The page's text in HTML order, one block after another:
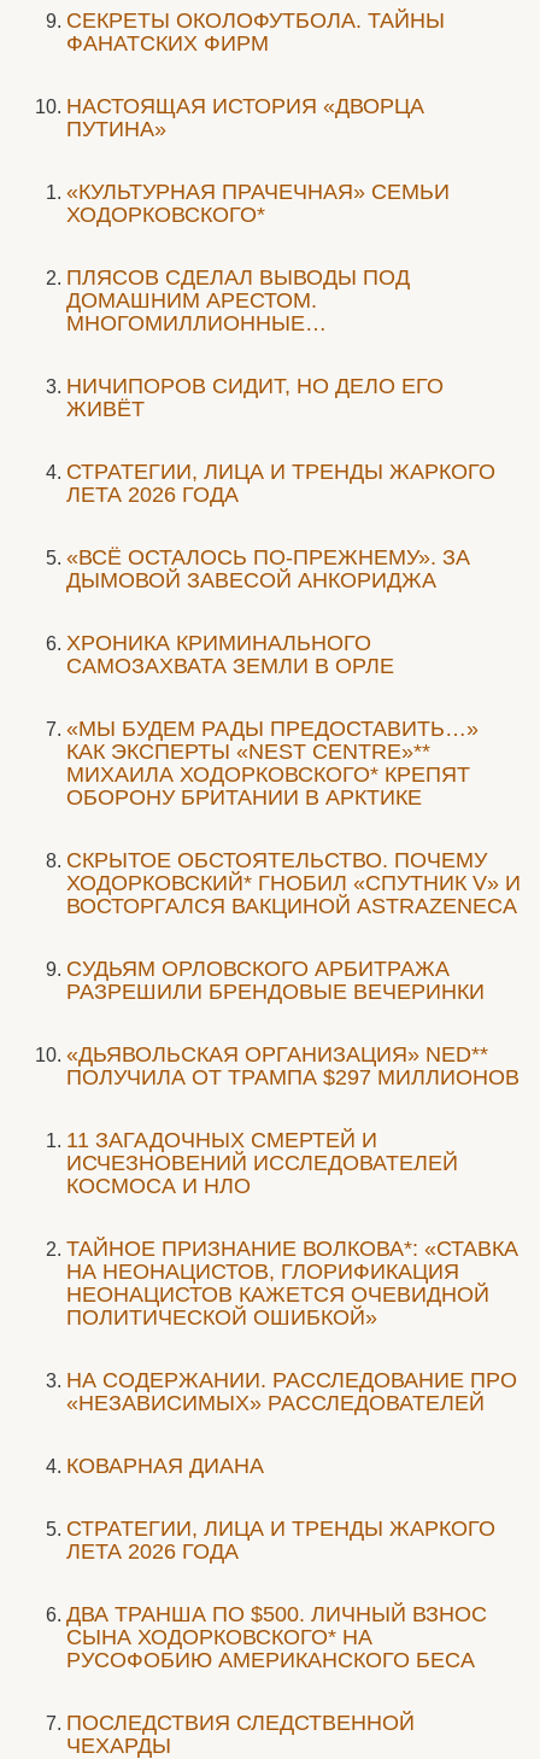
СЕКРЕТЫ ОКОЛОФУТБОЛА. ТАЙНЫ
ФАНАТСКИХ ФИРМ
НАСТОЯЩАЯ ИСТОРИЯ «ДВОРЦА
ПУТИНА»
«КУЛЬТУРНАЯ ПРАЧЕЧНАЯ» СЕМЬИ
ХОДОРКОВСКОГО*
ПЛЯСОВ СДЕЛАЛ ВЫВОДЫ ПОД
ДОМАШНИМ АРЕСТОМ.
МНОГОМИЛЛИОННЫЕ…
НИЧИПОРОВ СИДИТ, НО ДЕЛО ЕГО
ЖИВЁТ
СТРАТЕГИИ, ЛИЦА И ТРЕНДЫ ЖАРКОГО
ЛЕТА 2026 ГОДА
«ВСЁ ОСТАЛОСЬ ПО-ПРЕЖНЕМУ». ЗА
ДЫМОВОЙ ЗАВЕСОЙ АНКОРИДЖА
ХРОНИКА КРИМИНАЛЬНОГО
САМОЗАХВАТА ЗЕМЛИ В ОРЛЕ
«МЫ БУДЕМ РАДЫ ПРЕДОСТАВИТЬ…»
КАК ЭКСПЕРТЫ «NEST CENTRE»**
МИХАИЛА ХОДОРКОВСКОГО* КРЕПЯТ
ОБОРОНУ БРИТАНИИ В АРКТИКЕ
СКРЫТОЕ ОБСТОЯТЕЛЬСТВО. ПОЧЕМУ
ХОДОРКОВСКИЙ* ГНОБИЛ «СПУТНИК V» И
ВОСТОРГАЛСЯ ВАКЦИНОЙ ASTRAZENECA
CУДЬЯМ ОРЛОВСКОГО АРБИТРАЖА
РАЗРЕШИЛИ БРЕНДОВЫЕ ВЕЧЕРИНКИ
«ДЬЯВОЛЬСКАЯ ОРГАНИЗАЦИЯ» NED**
ПОЛУЧИЛА ОТ ТРАМПА $297 МИЛЛИОНОВ
11 ЗАГАДОЧНЫХ СМЕРТЕЙ И
ИСЧЕЗНОВЕНИЙ ИССЛЕДОВАТЕЛЕЙ
КОСМОСА И НЛО
ТАЙНОЕ ПРИЗНАНИЕ ВОЛКОВА*: «СТАВКА
НА НЕОНАЦИСТОВ, ГЛОРИФИКАЦИЯ
НЕОНАЦИСТОВ КАЖЕТСЯ ОЧЕВИДНОЙ
ПОЛИТИЧЕСКОЙ ОШИБКОЙ»
НА СОДЕРЖАНИИ. РАССЛЕДОВАНИЕ ПРО
«НЕЗАВИСИМЫХ» РАССЛЕДОВАТЕЛЕЙ
КОВАРНАЯ ДИАНА
СТРАТЕГИИ, ЛИЦА И ТРЕНДЫ ЖАРКОГО
ЛЕТА 2026 ГОДА
ДВА ТРАНША ПО $500. ЛИЧНЫЙ ВЗНОС
СЫНА ХОДОРКОВСКОГО* НА
РУСОФОБИЮ АМЕРИКАНСКОГО БЕСА
ПОСЛЕДСТВИЯ СЛЕДСТВЕННОЙ
ЧЕХАРДЫ